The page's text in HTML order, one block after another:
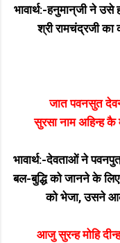
भावार्थ:-हनुमान्‌जी ने
श्री रामचंद्रजी का
जात पवनसुत
सुरसा नाम अहिन्ह कै
भावार्थ:-देवताओं ने
बल-बुद्धि को जानने के लिए
को भेजा, उसने
आजु सुरन्ह मोहि